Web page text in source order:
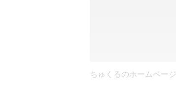
ちゅくるのホームページ